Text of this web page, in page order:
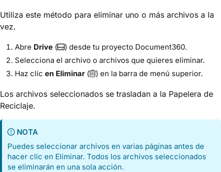
Utiliza este método para eliminar uno o más archivos a la
vez.
Abre Drive (
) desde tu proyecto Document360.
Selecciona el archivo o archivos que quieres eliminar.
Haz clic en Eliminar ( ) en la barra de menú superior.
Los archivos seleccionados se trasladan a la Papelera de
Reciclaje.
NOTA
Puedes seleccionar archivos en varias páginas antes de
hacer clic en Eliminar. Todos los archivos seleccionados
se eliminarán en una sola acción.